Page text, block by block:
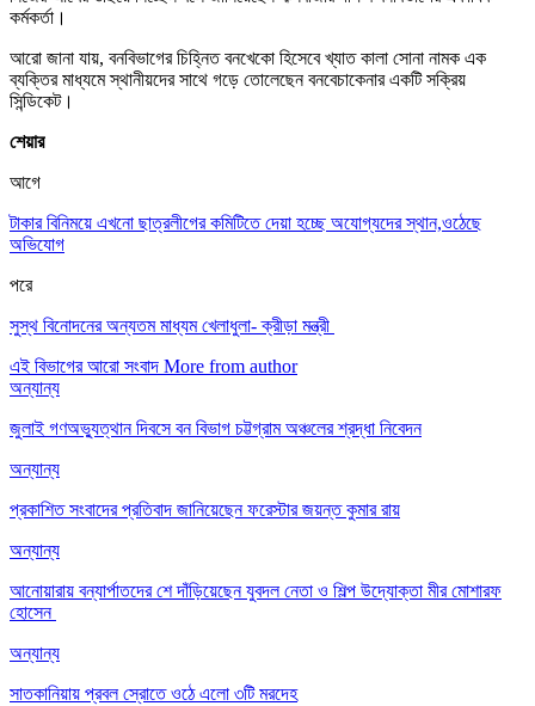
কর্মকর্তা।
আরো জানা যায়, বনবিভাগের চিহ্নিত বনখেকো হিসেবে খ্যাত কালা সোনা নামক এক
ব্যক্তির মাধ্যমে স্থানীয়দের সাথে গড়ে তোলেছেন বনবেচাকেনার একটি সক্রিয়
সিন্ডিকেট।
শেয়ার
আগে
টাকার বিনিময়ে এখনো ছাত্রলীগের কমিটিতে দেয়া হচ্ছে অযোগ্যদের স্থান,ওঠেছে
অভিযোগ
পরে
সুস্থ বিনোদনের অন্যতম মাধ্যম খেলাধুলা- ক্রীড়া মন্ত্রী
এই বিভাগের আরো সংবাদ More from author
অন্যান্য
জুলাই গণঅভ্যুত্থান দিবসে বন বিভাগ চট্টগ্রাম অঞ্চলের শ্রদ্ধা নিবেদন
অন্যান্য
প্রকাশিত সংবাদের প্রতিবাদ জানিয়েছেন ফরেস্টার জয়ন্ত কুমার রায়
অন্যান্য
আনোয়ারায় বন্যার্পাতদের শে দাঁড়িয়েছেন যুবদল নেতা ও শিল্প উদ্যোক্তা মীর মোশারফ
হোসেন ‎
অন্যান্য
সাতকানিয়ায় প্রবল স্রোতে ওঠে এলো ৩টি মরদেহ